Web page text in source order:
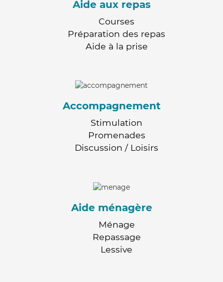
Aide aux repas
Courses
Préparation des repas
Aide à la prise
Accompagnement
Stimulation
Promenades
Discussion / Loisirs
Aide ménagère
Ménage
Repassage
Lessive